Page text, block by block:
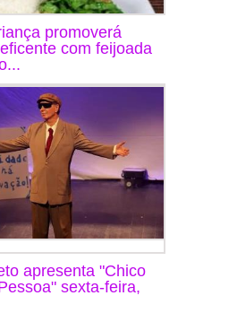
promoverá
com feijoada
apresenta "Chico
sexta-feira,